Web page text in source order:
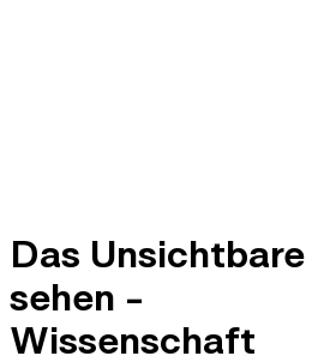
Das Unsichtbare
sehen -
Wissenschaft